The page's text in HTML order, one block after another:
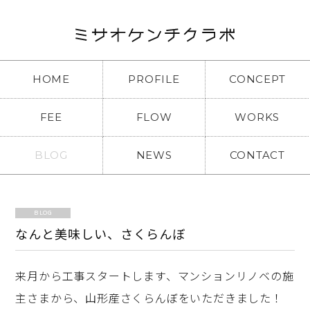
HOME PROFILE CONCEPT
FEE FLOW WORKS
BLOG NEWS CONTACT
BLOG
なんと美味しい、さくらんぼ
来月から工事スタートします、マンションリノベの施
主さまから、山形産さくらんぼをいただきました！